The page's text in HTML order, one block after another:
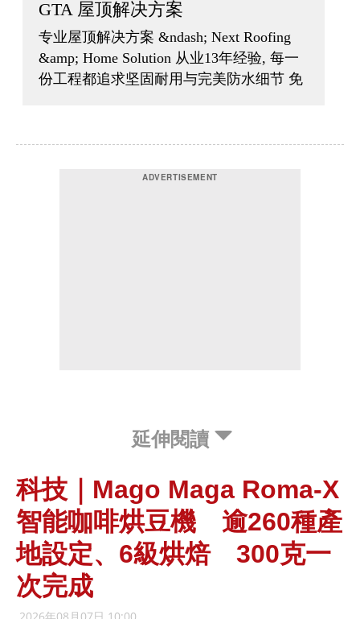
延伸閱讀
科技｜Mago Maga Roma-X
智能咖啡烘豆機 逾260種產
地設定、6級烘焙 300克一
次完成